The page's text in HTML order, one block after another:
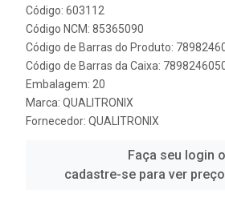
Código: 603112
Código NCM: 85365090
Código de Barras do Produto:
Código de Barras da Caixa:
Embalagem: 20
Marca: QUALITRONIX
Fornecedor: QUALITRONIX
Faça seu login
cadastre-se para ver